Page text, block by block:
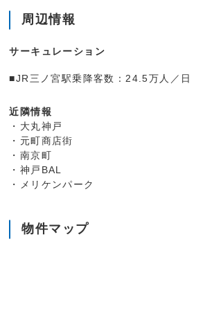
周辺情報
サーキュレーション
■JR三ノ宮駅乗降客数：24.5万人／日
近隣情報
・大丸神戸
・元町商店街
・南京町
・神戸BAL
・メリケンパーク
物件マップ